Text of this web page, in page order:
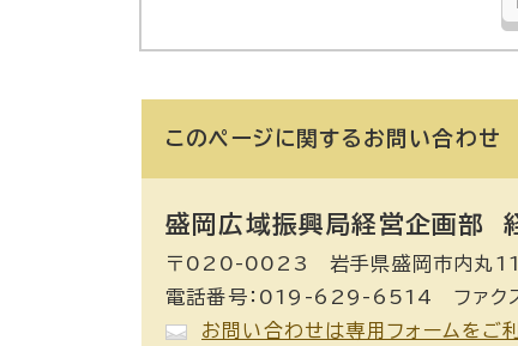
このページに関する お問い合わせ
盛岡広域振興局経営企画部
〒020-0023 岩手県盛岡市内丸
電話番号：019-629-6514 ファ
お問い合わせは専用フォームをご